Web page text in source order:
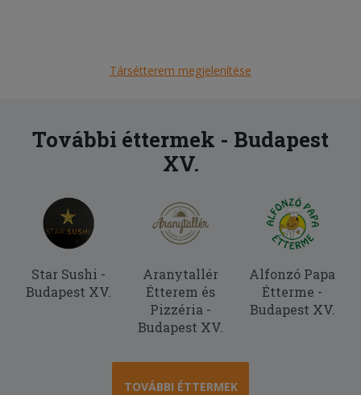
Társétterem megjelenítése
További éttermek - Budapest
XV.
Star Sushi -
Budapest XV.
Aranytallér
Étterem és
Pizzéria -
Budapest XV.
Alfonzó Papa
Étterme -
Budapest XV.
TOVÁBBI ÉTTERMEK